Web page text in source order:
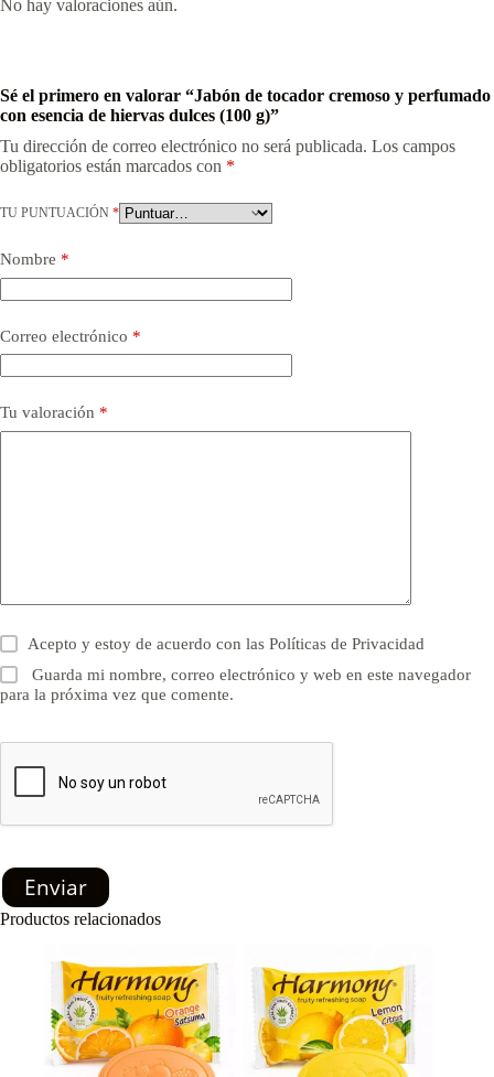
No hay valoraciones aún.
Sé el primero en valorar “Jabón de tocador cremoso y perfumado
con esencia de hiervas dulces (100 g)”
Tu dirección de correo electrónico no será publicada. Los campos
obligatorios están marcados con *
TU PUNTUACIÓN *
Nombre *
Correo electrónico *
Tu valoración *
Acepto y estoy de acuerdo con lasPolíticas de Privacidad
Guarda mi nombre, correo electrónico y web en este navegador
para la próxima vez que comente.
Enviar
Productos relacionados